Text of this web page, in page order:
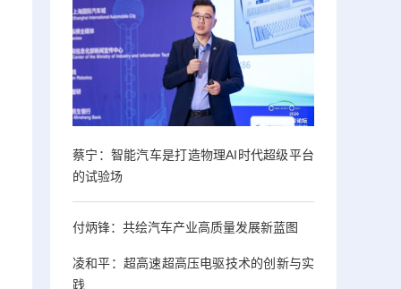
蔡宁：智能汽车是打造物理AI时代超级平台
的试验场
付炳锋：共绘汽车产业高质量发展新蓝图
凌和平：超高速超高压电驱技术的创新与实
践